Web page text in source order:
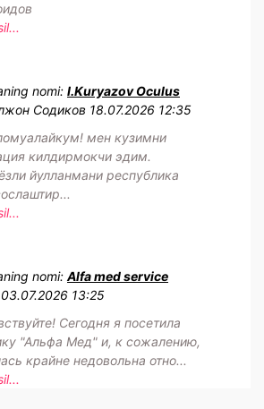
nomi: I.Kuryazov Oculus
Содиков 18.07.2026 12:35
мен кузимни
килдирмокчи эдим.
йулланмани республика
nomi: Alfa med service
03.07.2026 13:25
Сегодня я посетила
"Альфа Мед" и, к сожалению,
крайне недовольна отно...